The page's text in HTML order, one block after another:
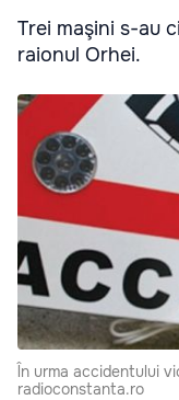
Trei maşini s-au
raionul Orhei.
În urma accidentului
radioconstanta.ro